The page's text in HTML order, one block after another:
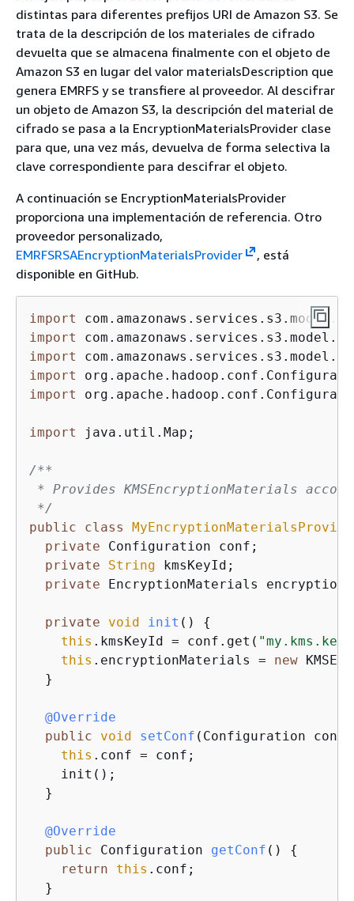
distintas para diferentes prefijos URI de Amazon S3. Se
trata de la descripción de los materiales de cifrado
devuelta que se almacena finalmente con el objeto de
Amazon S3 en lugar del valor materialsDescription que
genera EMRFS y se transfiere al proveedor. Al descifrar
un objeto de Amazon S3, la descripción del material de
cifrado se pasa a la EncryptionMaterialsProvider clase
para que, una vez más, devuelva de forma selectiva la
clave correspondiente para descifrar el objeto.
A continuación se EncryptionMaterialsProvider
proporciona una implementación de referencia. Otro
proveedor personalizado,
EMRFSRSAEncryptionMaterialsProvider
, está
disponible en GitHub.
import
import
import
import
import
import java.util.Map;
/**
* Provides KMSEncryptionMaterials
*/
public
class
private Configuration conf;
private
String kmsKeyId;
private EncryptionMaterials
private void init ( )
{
this .kmsKeyId = conf.get(
this .encryptionMaterials = new
  }
@Override
public
void setConf ( Configuration conf
this .conf = conf;
    init();
  }
@Override
public Configuration getConf ( )
{
return
this .conf;
  }